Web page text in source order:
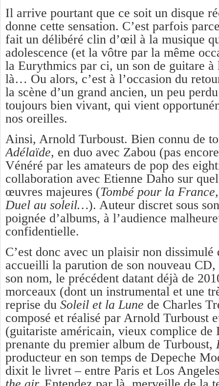
Il arrive pourtant que ce soit un disque
donne cette sensation. C’est parfois
fait un délibéré clin d’œil à la musique
adolescence (et la vôtre par la même
la Eurythmics par ci, un son de guitare
là… Ou alors, c’est à l’occasion du
la scène d’un grand ancien, un peu
toujours bien vivant, qui vient
nos oreilles.
Ainsi, Arnold Turboust. Bien connu de
Adélaïde, en duo avec Zabou (pas
Vénéré par les amateurs de pop des
collaboration avec Etienne Daho sur
œuvres majeures (Tombé pour la
Duel au soleil…). Auteur discret sous
poignée d’albums, à l’audience
confidentielle.
C’est donc avec un plaisir non dissimulé
accueilli la parution de son nouveau CD,
son nom, le précédent datant déjà de
morceaux (dont un instrumental et une
reprise du Soleil et la Lune de Charles
composé et réalisé par Arnold Turboust
(guitariste américain, vieux complice de
prenante du premier album de Turboust,
producteur en son temps de Depeche
dixit le livret – entre Paris et Los